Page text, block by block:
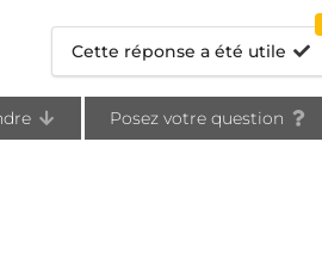
Cette réponse a été utile
Posez votre question